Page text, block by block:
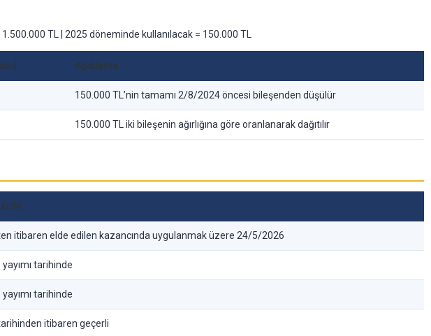
TL | 2025 döneminde kullanılacak = 150.000 TL
Açıklama
150.000 TL’nin tamamı 2/8/2024 öncesi bileşenden düşülür
150.000 TL iki bileşenin ağırlığına göre oranlanarak dağıtılır
itibaren elde edilen kazancında uygulanmak üzere 24/5/2026
tarihinde
tarihinde
itibaren geçerli